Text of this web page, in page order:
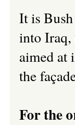
It is
into Iraq,
aimed at
the
For the